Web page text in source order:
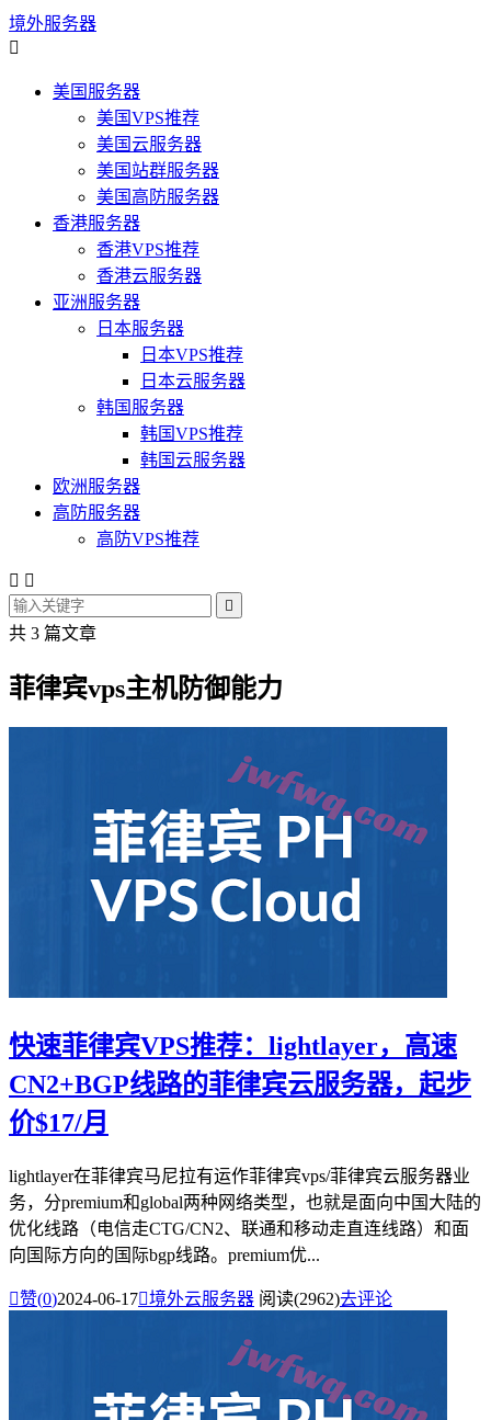
境外服务器

美国服务器
美国VPS推荐
美国云服务器
美国站群服务器
美国高防服务器
香港服务器
香港VPS推荐
香港云服务器
亚洲服务器
日本服务器
日本VPS推荐
日本云服务器
韩国服务器
韩国VPS推荐
韩国云服务器
欧洲服务器
高防服务器
高防VPS推荐
 

共 3 篇文章
菲律宾vps主机防御能力
快速菲律宾VPS推荐：lightlayer，高速
CN2+BGP线路的菲律宾云服务器，起步
价$17/月
lightlayer在菲律宾马尼拉有运作菲律宾vps/菲律宾云服务器业
务，分premium和global两种网络类型，也就是面向中国大陆的
优化线路（电信走CTG/CN2、联通和移动走直连线路）和面
向国际方向的国际bgp线路。premium优...
赞(0)2024-06-17境外云服务器 阅读(2962)去评论